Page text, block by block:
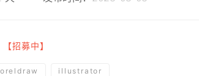
【招募中】
illustrator